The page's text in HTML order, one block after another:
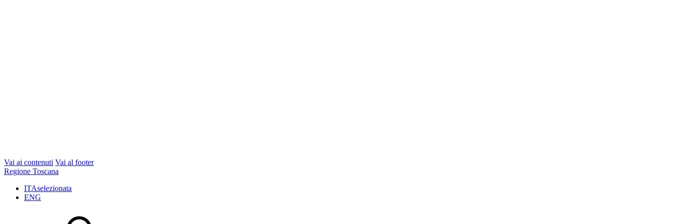
Vai ai contenuti Vai al footer
Regione Toscana
ITAselezionata
ENG